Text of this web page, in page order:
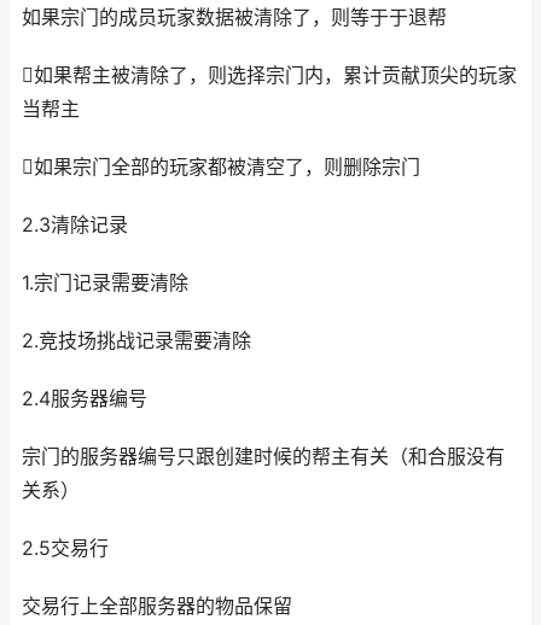
如果宗门的成员玩家数据被清除了，则等于于退帮
如果帮主被清除了，则选择宗门内，累计贡献顶尖的玩家
当帮主
如果宗门全部的玩家都被清空了，则删除宗门
2.3清除记录
1.宗门记录需要清除
2.竞技场挑战记录需要清除
2.4服务器编号
宗门的服务器编号只跟创建时候的帮主有关（和合服没有
关系）
2.5交易行
交易行上全部服务器的物品保留